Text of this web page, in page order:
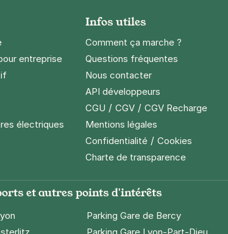
entreprise
électriques
Infos utiles
Comment ça marche ?
Questions fréquentes
Nous contacter
API développeurs
CGU / CGV/ CGV Recharge
Mentions légales
Confidentialité/ Cookies
Charte de transparence
et autres points d'intérêts
Parking Gare de Bercy